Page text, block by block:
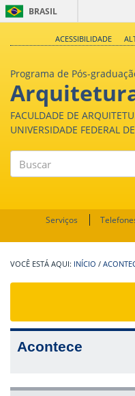
BRASIL
ACESSIBILIDADE
Programa de Pós-
FACULDADE DE
UNIVERSIDADE FEDERAL
Serviços
INÍCIO /
Acontece